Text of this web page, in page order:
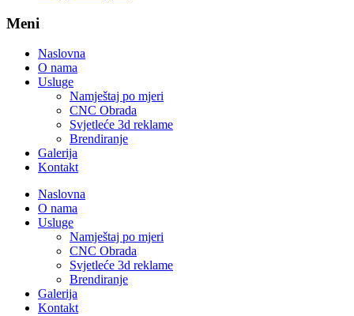
Meni
Naslovna
O nama
Usluge
Namještaj po mjeri
CNC Obrada
Svjetleće 3d reklame
Brendiranje
Galerija
Kontakt
Naslovna
O nama
Usluge
Namještaj po mjeri
CNC Obrada
Svjetleće 3d reklame
Brendiranje
Galerija
Kontakt